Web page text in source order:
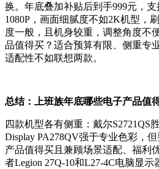
换。年底叠加补贴后到手999元，
1080P，画面细腻度不如2K机型，
度一般，且机身较重，调整角度不
品值得买？适合预算有限、侧重专
适配性不如联想两款。
总结：上班族年底哪些电子产品值
四款机型各有侧重：戴尔S2721QS
Display PA278QV强于专业色彩，
产品值得买且兼顾场景适配、福利
者Legion 27Q-10和L27-4C电脑显示